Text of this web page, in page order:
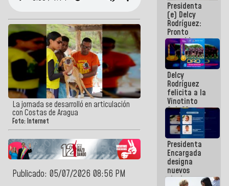
La jornada se desarrolló en articulación
con Costas de Aragua
Foto: Internet
Publicado: 05/07/2026 08:56 PM
Presidenta
(e) Delcy
Rodríguez:
Pronto
restableceremos
las
operaciones
en el
Aeropuerto
Internacional
de
Maiquetía
Delcy
Rodríguez
felicita a la
Vinotinto
Sub 20
campeona
frente
México Sub
23 en los
Centroamericanos
Presidenta
Encargada
designa
nuevos
titulares en